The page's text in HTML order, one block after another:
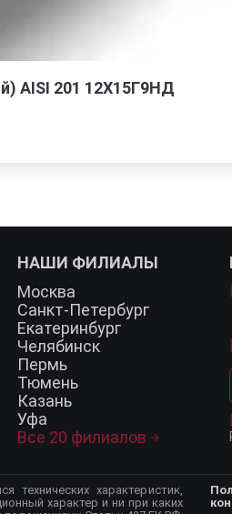
AISI 201 12Х15Г9НД
НАШИ ФИЛИАЛЫ
Москва
Санкт-Петербург
Екатеринбург
Челябинск
Пермь
Тюмень
Казань
Уфа
Все 20 филиалов
технических характеристик,
характер и ни при каких